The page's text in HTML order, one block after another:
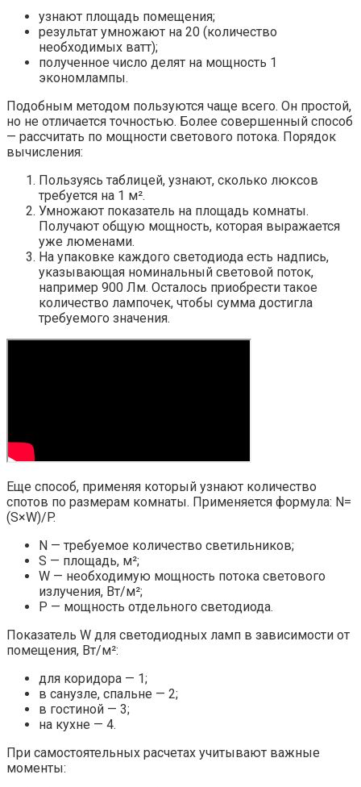
узнают площадь помещения;
результат умножают на 20 (количество
необходимых ватт);
полученное число делят на мощность 1
экономлампы.
Подобным методом пользуются чаще всего. Он простой,
но не отличается точностью. Более совершенный способ
— рассчитать по мощности светового потока. Порядок
вычисления:
Пользуясь таблицей, узнают, сколько люксов
требуется на 1 м².
Умножают показатель на площадь комнаты.
Получают общую мощность, которая выражается
уже люменами.
На упаковке каждого светодиода есть надпись,
указывающая номинальный световой поток,
например 900 Лм. Осталось приобрести такое
количество лампочек, чтобы сумма достигла
требуемого значения.
Еще способ, применяя который узнают количество
спотов по размерам комнаты. Применяется формула: N=
(S×W)/P.
N — требуемое количество светильников;
S — площадь, м²;
W — необходимую мощность потока светового
излучения, Вт/м²;
P — мощность отдельного светодиода.
Показатель W для светодиодных ламп в зависимости от
помещения, Вт/м²:
для коридора — 1;
в санузле, спальне — 2;
в гостиной — 3;
на кухне — 4.
При самостоятельных расчетах учитывают важные
моменты: